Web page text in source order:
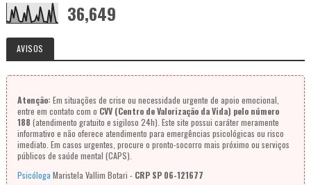
36,649
AVISOS
Atenção: Em situações de crise ou necessidade urgente de apoio emocional,
entre em contato com o CVV (Centro de Valorização da Vida) pelo número
188 (atendimento gratuito e sigiloso 24h). Este site possui caráter meramente
informativo e não oferece atendimento para emergências psicológicas ou risco
imediato. Em casos urgentes, procure o pronto-socorro mais próximo ou serviços
públicos de saúde mental (CAPS).
Psicóloga Maristela Vallim Botari - CRP SP 06-121677